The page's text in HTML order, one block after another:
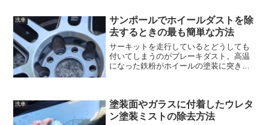
入れもない。若干形が崩れてきていて、
ポロポロと黄色いカスが出て...
洗車
サンポールでホイールダストを除
去するときの最も簡単な方法
サーキットを走行しているとどうしても
付いてしまうのがブレーキダスト。高温
になった鉄粉がホイールの塗装に突き刺
き刺さった鉄粉までは取り...
洗車
塗装面やガラスに付着したウレタ
ン塗装ミストの除去方法